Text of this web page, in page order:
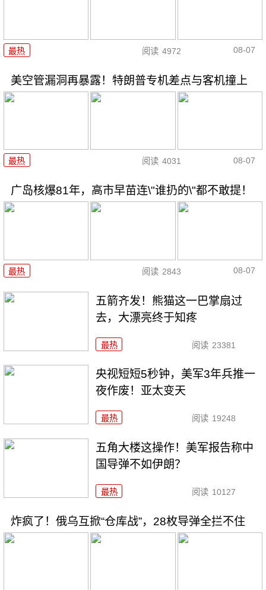
最热 阅读 4972 08-07
美空管漏洞再暴露！特朗普专机差点与客机撞上
最热 阅读 4031 08-07
广岛核爆81年，高市早苗连\"谁扔的\"都不敢提！
最热 阅读 2843 08-07
五箭齐发！熊猫这一巴掌扇过
去，大漂亮终于知疼
最热 阅读 23381
央视短短5秒钟，美军3年兵推一
夜作废！亚太变天
最热 阅读 19248
五角大楼这操作！美军报告称中
国导弹不如伊朗？
最热 阅读 10127
炸疯了！俄乌互掀“仓库战”，28枚导弹全拦不住